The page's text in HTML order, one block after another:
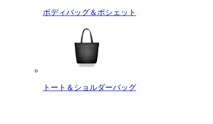
ボディバッグ＆ポシェット
トート＆ショルダーバッグ